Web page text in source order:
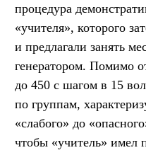
процедура
«учителя», которого
и предлагали занять
генератором. Помимо
до 450 с шагом в 15
по группам,
«слабого» до
чтобы «учитель» имел